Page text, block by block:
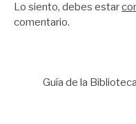
Lo siento, debes estar
comentario.
Guía de la